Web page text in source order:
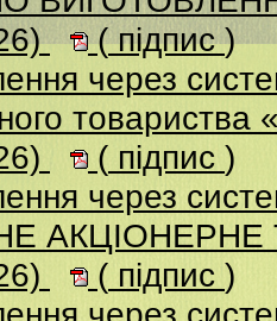
(підпис)
через
( підпис )
через
АКЦІОНЕРНЕ
( підпис )